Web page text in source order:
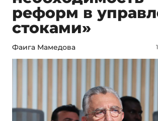
реформ в
стоками»
Фаига Мамедова